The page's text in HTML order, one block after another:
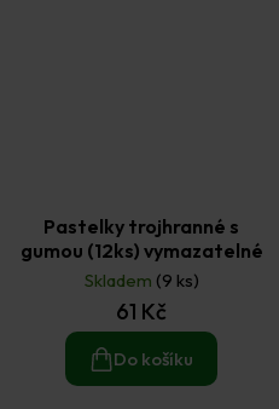
Pastelky trojhranné s
gumou (12ks) vymazatelné
Skladem (9 ks)
61 Kč
Do košíku